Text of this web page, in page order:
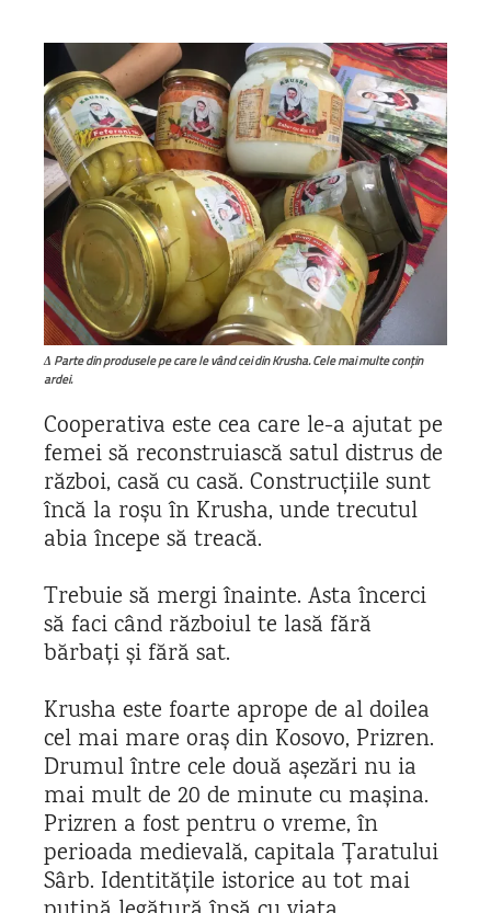
Δ Parte din produsele pe care le vând cei din Krusha. Cele mai multe conțin
ardei.
Cooperativa este cea care le-a ajutat pe
femei să reconstruiască satul distrus de
război, casă cu casă. Construcțiile sunt
încă la roșu în Krusha, unde trecutul
abia începe să treacă.
Trebuie să mergi înainte. Asta încerci
să faci când războiul te lasă fără
bărbați și fără sat.
Krusha este foarte aprope de al doilea
cel mai mare oraș din Kosovo, Prizren.
Drumul între cele două așezări nu ia
mai mult de 20 de minute cu mașina.
Prizren a fost pentru o vreme, în
perioada medievală, capitala Țaratului
Sârb. Identitățile istorice au tot mai